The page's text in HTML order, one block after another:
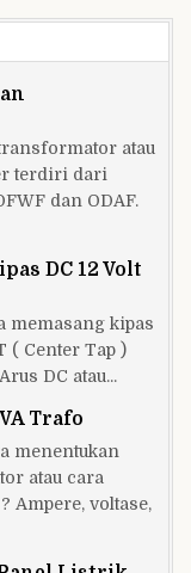
atau
terdiri dari
dan ODAF.
DC 12 Volt
memasang kipas
( Center Tap )
DC atau...
Trafo
menentukan
atau cara
Ampere, voltase,